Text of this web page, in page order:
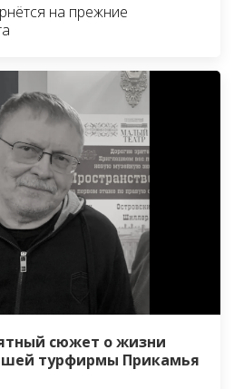
на прежние
сюжет о жизни
турфирмы Прикамья